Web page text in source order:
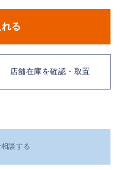
る
店舗在庫を確認・取置
談する